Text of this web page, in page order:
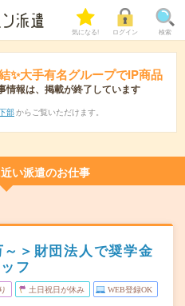
気になる! ログイン 検索
✨大手有名グループでIP商品
情報は、掲載が終了しています
部 からご覧いただけます。
い派遣のお仕事
＞財団法人で奨学金
フ
土日祝日が休み WEB登録OK